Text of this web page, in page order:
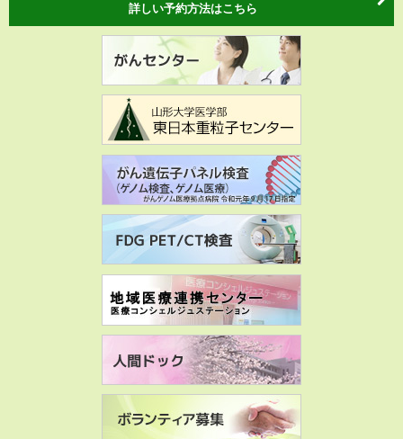
詳しい予約方法はこちら